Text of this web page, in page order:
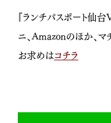
『ランチパスポート仙
ニ、Amazonのほか、
お求めはコチラ